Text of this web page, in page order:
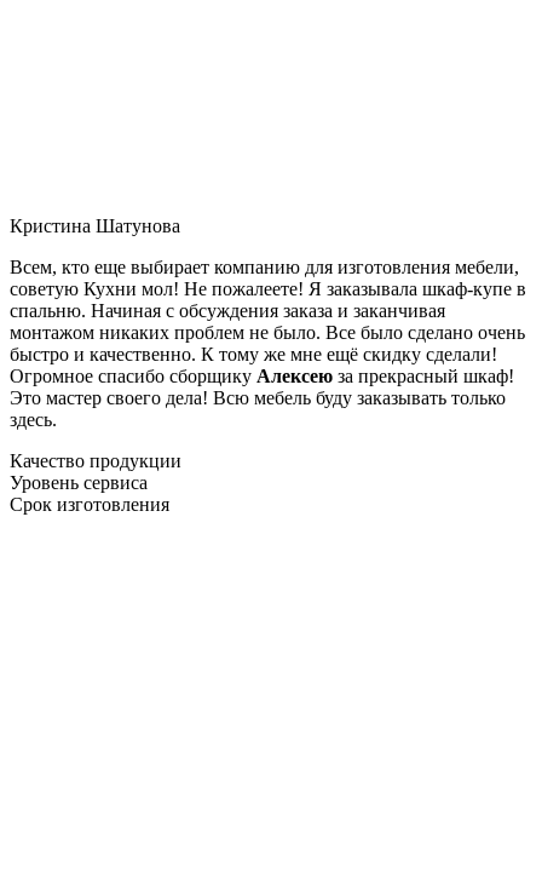
Кристина Шатунова
Всем, кто еще выбирает компанию для изготовления мебели,
советую Кухни мол! Не пожалеете! Я заказывала шкаф-купе в
спальню. Начиная с обсуждения заказа и заканчивая
монтажом никаких проблем не было. Все было сделано очень
быстро и качественно. К тому же мне ещё скидку сделали!
Огромное спасибо сборщику Алексею за прекрасный шкаф!
Это мастер своего дела! Всю мебель буду заказывать только
здесь.
Качество продукции
Уровень сервиса
Срок изготовления